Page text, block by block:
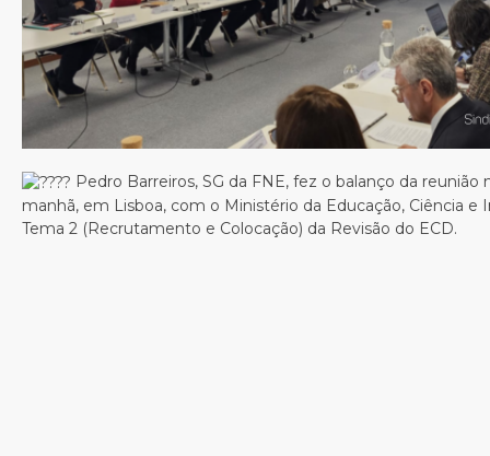
Pedro Barreiros, SG da FNE, fez o balanço da reunião
manhã, em Lisboa, com o Ministério da Educação, Ciência e
Tema 2 (Recrutamento e Colocação) da Revisão do ECD.